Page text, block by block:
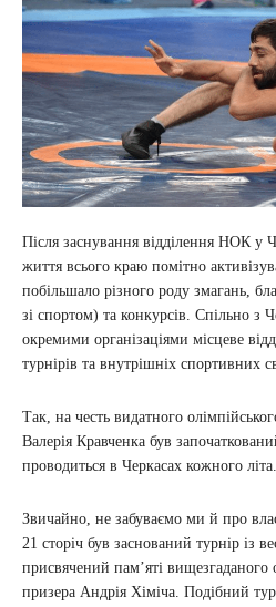
Після заснування відділення НОК у
життя всього краю помітно
побільшало різного роду змагань,
зі спортом) та конкурсів. Спільно з
окремими організаціями місцеве
турнірів та внутрішніх спортивних
Так, на честь видатного
Валерія Кравченка був
проводиться в Черкасах кожного літа.
Звичайно, не забуваємо ми й про
21 сторіч був заснований турнір із
присвячений пам’яті вищезгаданого
призера Андрія Хіміча. Подібний